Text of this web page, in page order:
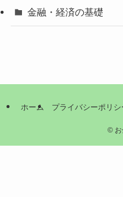
金融・経済の基礎
ホーム プライバシーポリシ
©お